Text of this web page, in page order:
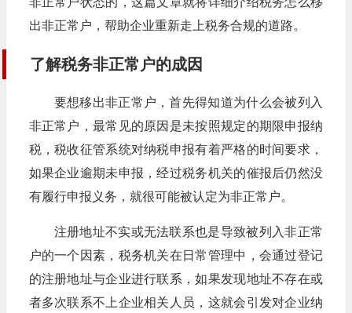
出非正常户，帮助企业重新走上税务合规的道路。
了解税务非正常户的成因
要想移出非正常户，首先得知道为什么会被列入
非正常户，最常见的原因是未按照规定的期限申报纳
税，税收征管系统对纳税申报有着严格的时间要求，
如果企业逾期未申报，经过税务机关的催报后仍然没
有履行申报义务，就很可能被认定为非正常户。
注册地址不实或无法联系也是导致被列入非正常
户的一个因素，税务机关在日常管理中，会通过登记
的注册地址与企业进行联系，如果发现地址不存在或
者多次联系不上企业相关人员，这就会引发对企业纳